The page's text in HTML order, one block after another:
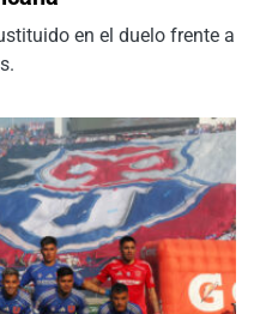
en el duelo frente a